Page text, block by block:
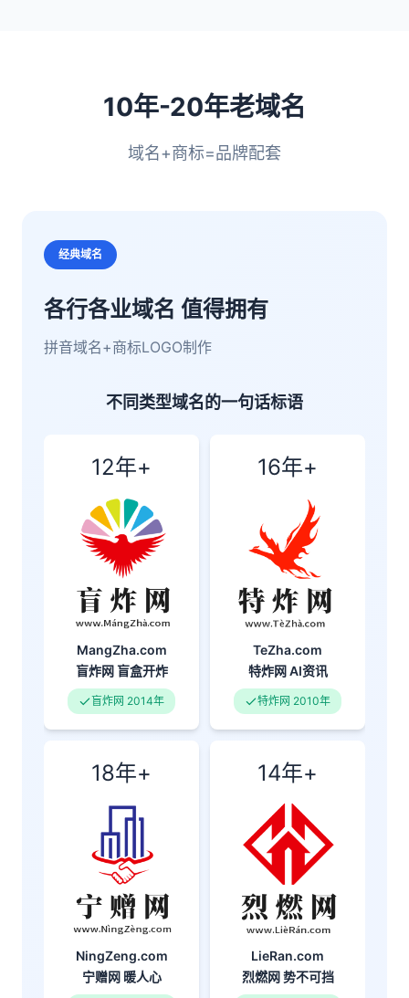
10年-20年老域名
域名+商标=品牌配套
经典域名
各行各业域名 值得拥有
拼音域名+商标LOGO制作
不同类型域名的一句话标语
12年+
MangZha.com
盲炸网盲盒开炸
盲炸网 2014年
16年+
TeZha.com
特炸网AI资讯
特炸网 2010年
18年+
NingZeng.com
宁赠网暖人心
14年+
LieRan.com
烈燃网势不可挡